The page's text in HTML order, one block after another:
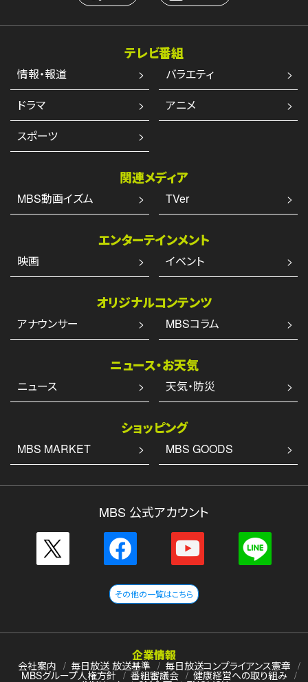
テレビ番組
情報・報道
バラエティ
ドラマ
アニメ
スポーツ
関連メディア
MBS動画イズム TVer
エンターテインメント
映画 イベント
オリジナルコンテンツ
アナウンサー MBSコラム
ニュース・お天気
ニュース 天気・防災
ショッピング
MBS MARKET MBS GOODS
MBS 公式アカウント
その他の一覧はこちら
企業情報
会社案内 毎日放送 放送基準 毎日放送コンプライアンス憲章
MBSグループ人権方針 番組審議会 健康経営への取り組み